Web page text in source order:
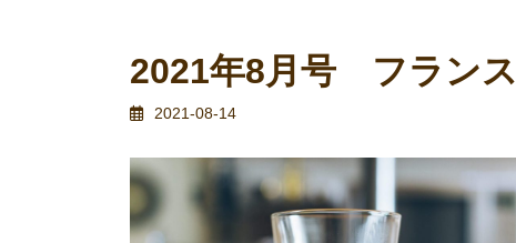
2021年8月号 フランス
2021-08-14